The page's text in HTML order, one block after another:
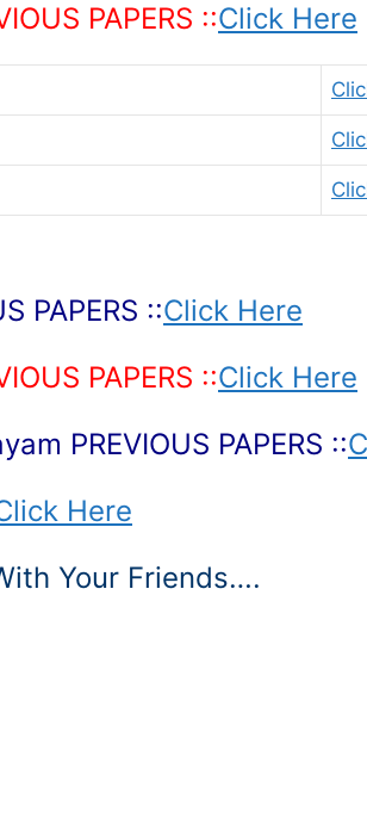
PAPERS ::Click Here
PAPERS ::Click Here
PAPERS ::Click Here
PREVIOUS PAPERS ::
Here
Your Friends….